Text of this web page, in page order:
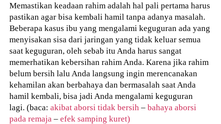
Memastikan keadaan rahim adalah hal pali pertama harus
pastikan agar bisa kembali hamil tanpa adanya masalah.
Beberapa kasus ibu yang mengalami keguguran ada yang
menyisakan sisa dari jaringan yang tidak keluar semua
saat keguguran, oleh sebab itu Anda harus sangat
memerhatikan kebersihan rahim Anda. Karena jika rahim
belum bersih lalu Anda langsung ingin merencanakan
kehamilan akan berbahaya dan bermasalah saat Anda
hamil kembali, bisa jadi Anda mengalami keguguran
lagi. (baca:akibat aborsi tidak bersih –bahaya aborsi
pada remaja –efek samping kuret)